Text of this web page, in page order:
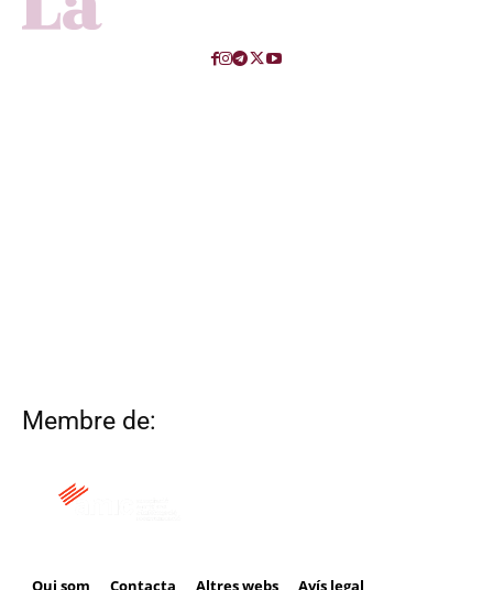
Membre de:
Qui som Contacta Altres webs Avís legal